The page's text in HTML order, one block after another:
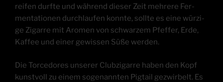
rei­fen durf­te und wäh­rend die­ser Zeit meh­re­re Fer­
men­ta­tio­nen durch­lau­fen konn­te, soll­te es eine wür­zi­
ge Zigar­re mit Aro­men von schwar­zem Pfef­fer, Erde,
Kaf­fee und einer gewis­sen Süße werden.
Die Torce­do­res unse­rer Club­zi­gar­re haben den Kopf
kunst­voll zu einem soge­nann­ten Pig­tail gezwir­belt. Es